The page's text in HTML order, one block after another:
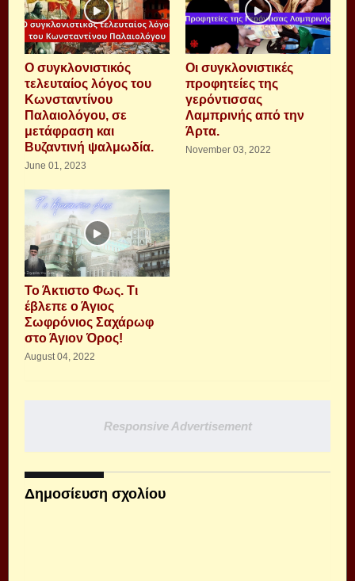
Ο συγκλονιστικός
τελευταίος λόγος του
Κωνσταντίνου
Παλαιολόγου, σε
μετάφραση και
Βυζαντινή ψαλμωδία.
June 01, 2023
Οι συγκλονιστικές
προφητείες της
γερόντισσας
Λαμπρινής από την
Άρτα.
November 03, 2022
Το Άκτιστο Φως. Τι
έβλεπε ο Άγιος
Σωφρόνιος Σαχάρωφ
στο Άγιον Όρος!
August 04, 2022
Responsive Advertisement
Δημοσίευση σχολίου